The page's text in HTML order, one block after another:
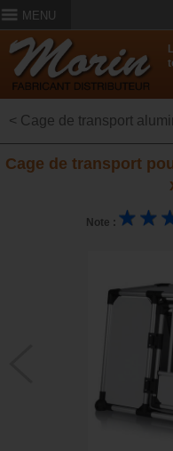
MENU
< Cage de transport
Cage de transport
Note :